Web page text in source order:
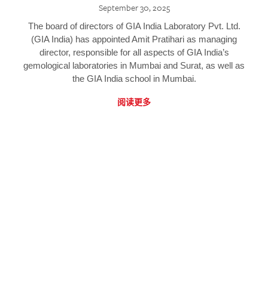
September 30, 2025
The board of directors of GIA India Laboratory Pvt. Ltd.
(GIA India) has appointed Amit Pratihari as managing
director, responsible for all aspects of GIA India’s
gemological laboratories in Mumbai and Surat, as well as
the GIA India school in Mumbai.
阅读更多